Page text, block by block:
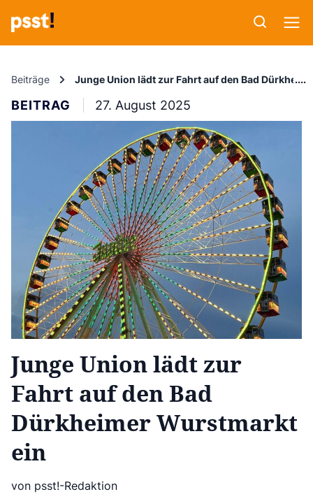
Beiträge Junge Union lädt zur Fahrt auf den Bad
BEITRAG 27. August 2025
Junge Union lädt zur
Fahrt auf den Bad
Dürkheimer Wurstmarkt
ein
von psst!-Redaktion